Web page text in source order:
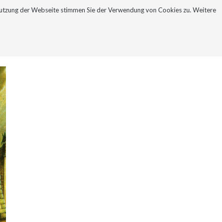
der Webseite stimmen Sie der Verwendung von Cookies zu. Weitere